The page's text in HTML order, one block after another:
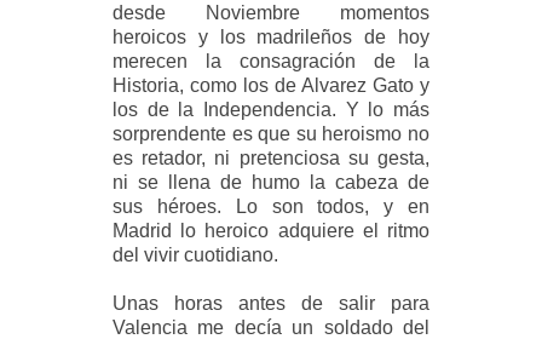
desde Noviembre momentos
heroicos y los madrileños de hoy
merecen la consagración de la
Historia, como los de Alvarez Gato y
los de la Independencia. Y lo más
sorprendente es que su heroismo no
es retador, ni pretenciosa su gesta,
ni se llena de humo la cabeza de
sus héroes. Lo son todos, y en
Madrid lo heroico adquiere el ritmo
del vivir cuotidiano.
Unas horas antes de salir para
Valencia me decía un soldado del